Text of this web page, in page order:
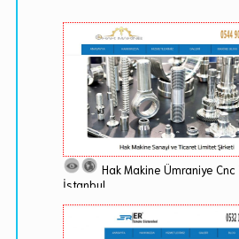
Hak Makine Ümraniye
İstanbul